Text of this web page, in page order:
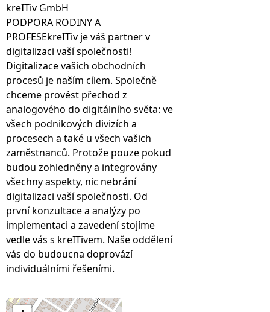
kreITiv GmbH
PODPORA RODINY A
PROFESEkreITiv je váš partner v
digitalizaci vaší společnosti!
Digitalizace vašich obchodních
procesů je naším cílem. Společně
chceme provést přechod z
analogového do digitálního světa: ve
všech podnikových divizích a
procesech a také u všech vašich
zaměstnanců. Protože pouze pokud
budou zohledněny a integrovány
všechny aspekty, nic nebrání
digitalizaci vaší společnosti. Od
první konzultace a analýzy po
implementaci a zavedení stojíme
vedle vás s kreITivem. Naše oddělení
vás do budoucna doprovází
individuálními řešeními.